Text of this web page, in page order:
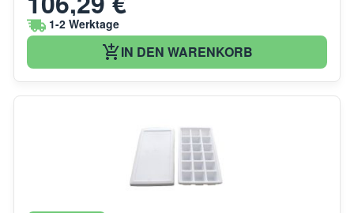
1-2 Werktage
IN DEN WARENKORB